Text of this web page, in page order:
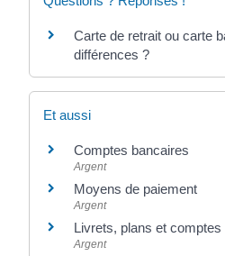
Carte de retrait ou carte
différences ?
Et aussi
Comptes bancaires
Argent
Moyens de paiement
Argent
Livrets, plans et comptes
Argent